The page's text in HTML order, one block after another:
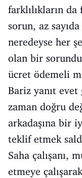
farklılıkların
sorun, az
neredeyse her
olan bir
ücret ödemeli
Bariz yanıt
zaman doğru
arkadaşına bir
teklif etmek
Saha çalışanı,
etmeye